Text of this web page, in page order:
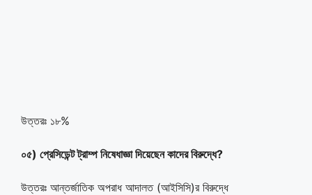
উত্তরঃ ১৮%
০৫) প্রেসিডেন্ট ট্রাম্প নিষেধাজ্ঞা দিয়েছেন কাদের বিরুদ্ধে?
উত্তরঃ আন্তর্জাতিক অপরাধ আদালত (আইসিসি)র বিরুদ্ধে